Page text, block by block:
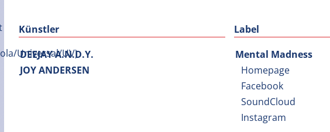
Künstler
DEEJAY A.N.D.Y.
JOY ANDERSEN
Label
Mental Madness
Homepage
Facebook
SoundCloud
Instagram